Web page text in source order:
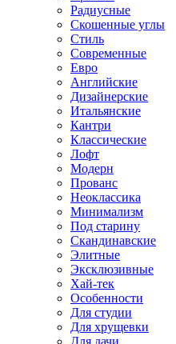
Радиусные
Скошенные углы
Стиль
Современные
Евро
Английские
Дизайнерские
Итальянские
Кантри
Классические
Лофт
Модерн
Прованс
Неоклассика
Минимализм
Под старину
Скандинавские
Элитные
Эксклюзивные
Хай-тек
Особенности
Для студии
Для хрущевки
Для дачи